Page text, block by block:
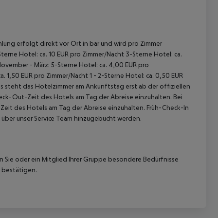
erfolgt direkt vor Ort in bar und wird pro Zimmer
Hotel: ca. 10 EUR pro Zimmer/Nacht 3-Sterne Hotel: ca.
- März: 5-Sterne Hotel: ca. 4,00 EUR pro
EUR pro Zimmer/Nacht 1 - 2-Sterne Hotel: ca. 0,50 EUR
steht das Hotelzimmer am Ankunftstag erst ab der offiziellen
Out-Zeit des Hotels am Tag der Abreise einzuhalten. Bei
des Hotels am Tag der Abreise einzuhalten. Früh-Check-In
unser Service Team hinzugebucht werden.
oder ein Mitglied Ihrer Gruppe besondere Bedürfnisse
bestätigen.
akzeptieren